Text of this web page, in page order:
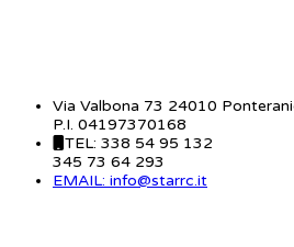
Via Valbona 73 24010
P.I. 04197370168
TEL: 338 54 95 132
345 73 64 293
EMAIL: info@starrc.it